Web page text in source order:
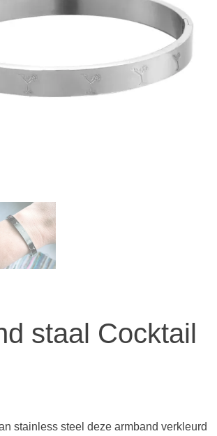
staal Cocktail
stainless steel deze armband verkleurd